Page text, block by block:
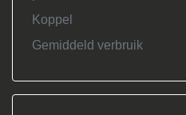
Koppel
Gemiddeld verbruik